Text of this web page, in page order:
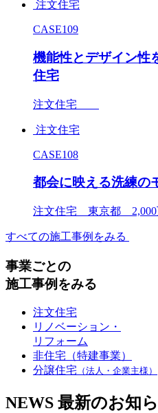
注文住宅
CASE109
機能性とデザイン性
住宅
注文住宅
注文住宅
CASE108
都会に映える洗練の
注文住宅 東京都 2,000
すべての施工事例をみる
事業ごとの
施工事例をみる
注文住宅
リノベーション・
リフォーム
非住宅（特建事業）
分譲住宅 （法人・企業主様）
NEWS 最新のお知